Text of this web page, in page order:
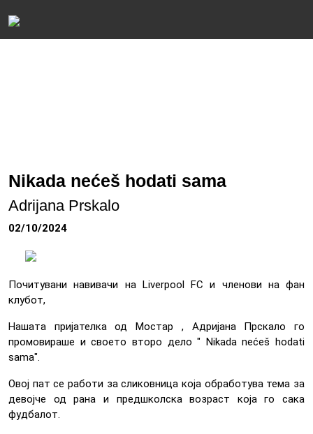
Nikada nećeš hodati sama
Adrijana Prskalo
02/10/2024
Почитувани навивачи на Liverpool FC и членови на фан
клубот,
Нашата пријателка од Мостар , Адријана Прскало го
промовираше и своето второ дело " Nikada nećeš hodati
sama".
Овој пат се работи за сликовница која обработува тема за
девојче од рана и предшколска возраст која го сака
фудбалот.